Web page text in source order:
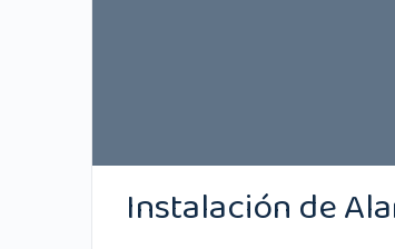
Instalación de